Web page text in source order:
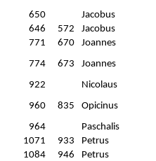
650
Jacobus
646
572
Jacobus
771
670 Joannes
774
673 Joannes
922
Nicolaus
960
835 Opicinus
964
Paschalis
1071
933 Petrus
1084
946 Petrus